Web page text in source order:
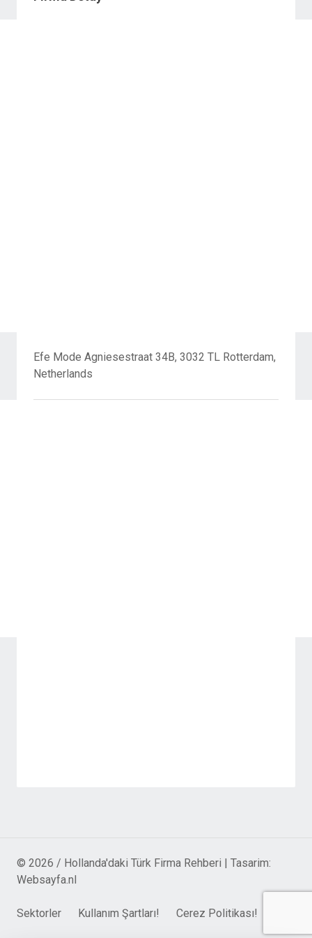
Efe Mode Agniesestraat 34B, 3032 TL Rotterdam,
Netherlands
© 2026 / Hollanda'daki Türk Firma Rehberi | Tasarim:
Websayfa.nl
Sektorler Kullanım Şartları! Cerez Politikası!